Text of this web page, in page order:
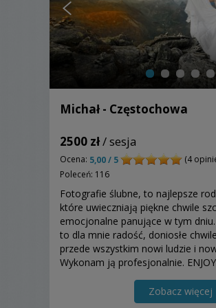
Michał - Częstochowa
2500 zł/ sesja
Ocena: 5,00 / 5
(4
Poleceń: 116
Fotografie ślubne, to najlepsze
które uwieczniają piękne chwile
emocjonalne panujące w tym dniu.
to dla mnie radość, doniosłe
przede wszystkim nowi ludzie i
Wykonam ją profesjonalnie.
Zobacz więcej